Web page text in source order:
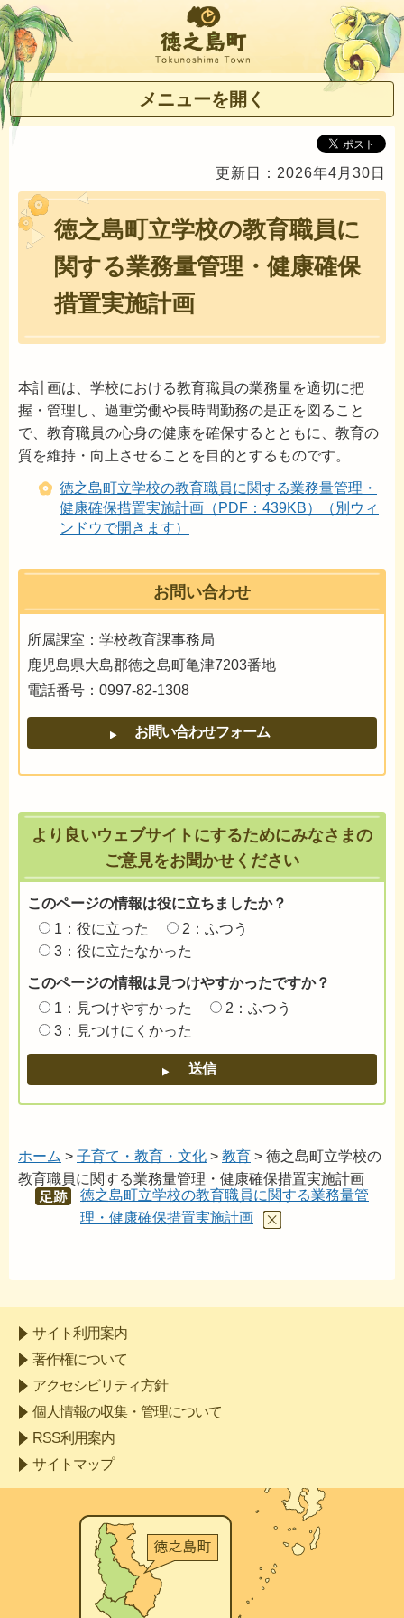
徳之島町
メニューを開く
更新日：2026年4月30日
徳之島町立学校の教育職員に
関する業務量管理・健康確保
措置実施計画
本計画は、学校における教育職員の業務量を適切に把
握・管理し、過重労働や長時間勤務の是正を図ること
で、教育職員の心身の健康を確保するとともに、教育の
質を維持・向上させることを目的とするものです。
徳之島町立学校の教育職員に関する業務量管理・
健康確保措置実施計画（PDF：439KB）（別ウィ
ンドウで開きます）
お問い合わせ
所属課室：学校教育課事務局
鹿児島県大島郡徳之島町亀津7203番地
電話番号：0997-82-1308
より良いウェブサイトにするためにみなさまの
ご意見をお聞かせください
このページの情報は役に立ちましたか？
1：役に立った
2：ふつう
3：役に立たなかった
このページの情報は見つけやすかったですか？
1：見つけやすかった
2：ふつう
3：見つけにくかった
ホーム > 子育て・教育・文化 > 教育 > 徳之島町立学校の
教育職員に関する業務量管理・健康確保措置実施計画
あし
徳之島町立学校の教育職員に関する業務量管
理・健康確保措置実施計画
サイト利用案内
著作権について
アクセシビリティ方針
個人情報の収集・管理について
RSS利用案内
サイトマップ